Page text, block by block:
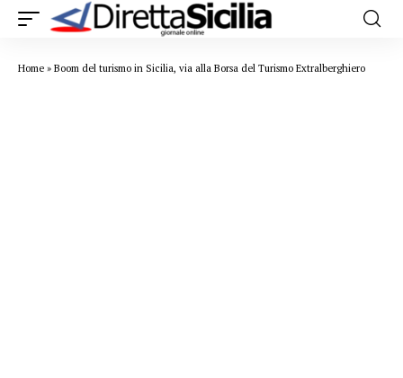
Home » Boom del turismo in Sicilia, via alla Borsa del Turismo Extralberghiero